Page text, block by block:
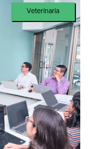
Veterinaria